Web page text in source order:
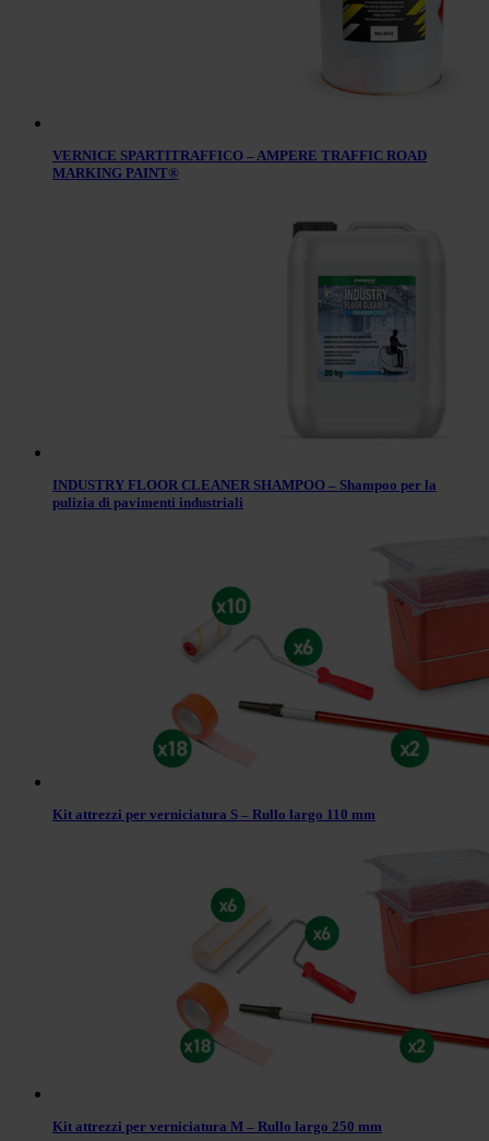
VERNICE SPARTITRAFFICO – AMPERE TRAFFIC ROAD
MARKING PAINT®
INDUSTRY FLOOR CLEANER SHAMPOO – Shampoo per la
pulizia di pavimenti industriali
Kit attrezzi per verniciatura S – Rullo largo 110 mm
Kit attrezzi per verniciatura M – Rullo largo 250 mm